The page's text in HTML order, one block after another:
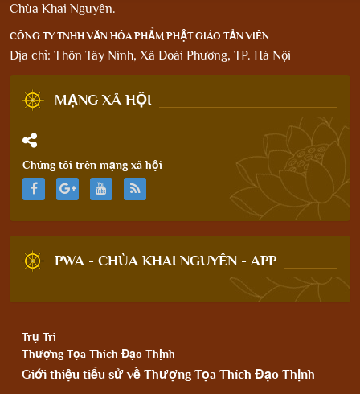
Chùa Khai Nguyên.
CÔNG TY TNHH VĂN HÓA PHẨM PHẬT GIÁO TẢN VIÊN
Địa chỉ: Thôn Tây Ninh, Xã Đoài Phương, TP. Hà Nội
MẠNG XÃ HỘI
Chúng tôi trên mạng xã hội
PWA - CHÙA KHAI NGUYÊN - APP
Trụ Trì
Thượng Tọa Thích Đạo Thịnh
Giới thiệu tiểu sử về Thượng Tọa Thích Đạo Thịnh